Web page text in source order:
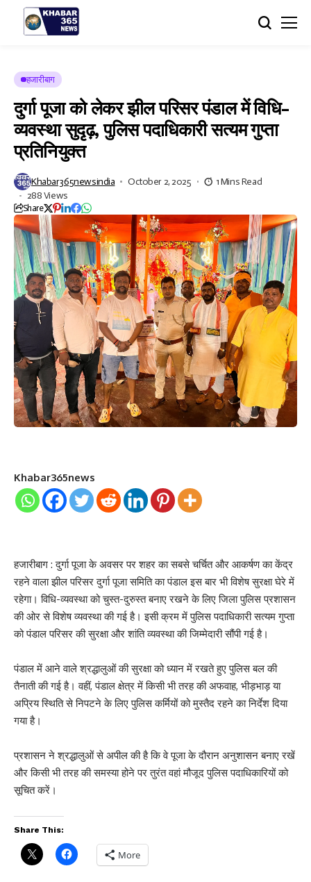
हजारीबाग
दुर्गा पूजा को लेकर झील परिसर पंडाल में विधि-
व्यवस्था सुदृढ़, पुलिस पदाधिकारी सत्यम गुप्ता
प्रतिनियुक्त
Khabar365newsindia October 2, 2025
1 Mins Read
288 Views
Share
Khabar365news
हजारीबाग : दुर्गा पूजा के अवसर पर शहर का सबसे चर्चित और आकर्षण का केंद्र
रहने वाला झील परिसर दुर्गा पूजा समिति का पंडाल इस बार भी विशेष सुरक्षा घेरे में
रहेगा। विधि-व्यवस्था को चुस्त-दुरुस्त बनाए रखने के लिए जिला पुलिस प्रशासन
की ओर से विशेष व्यवस्था की गई है। इसी क्रम में पुलिस पदाधिकारी सत्यम गुप्ता
को पंडाल परिसर की सुरक्षा और शांति व्यवस्था की जिम्मेदारी सौंपी गई है।
पंडाल में आने वाले श्रद्धालुओं की सुरक्षा को ध्यान में रखते हुए पुलिस बल की
तैनाती की गई है। वहीं, पंडाल क्षेत्र में किसी भी तरह की अफवाह, भीड़भाड़ या
अप्रिय स्थिति से निपटने के लिए पुलिस कर्मियों को मुस्तैद रहने का निर्देश दिया
गया है।
प्रशासन ने श्रद्धालुओं से अपील की है कि वे पूजा के दौरान अनुशासन बनाए रखें
और किसी भी तरह की समस्या होने पर तुरंत वहां मौजूद पुलिस पदाधिकारियों को
सूचित करें।
Share This:
More